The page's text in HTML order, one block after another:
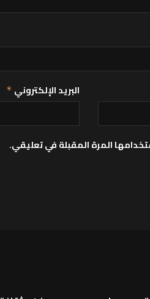
البريد الإلكتروني *
المرة المقبلة في تعليقي.